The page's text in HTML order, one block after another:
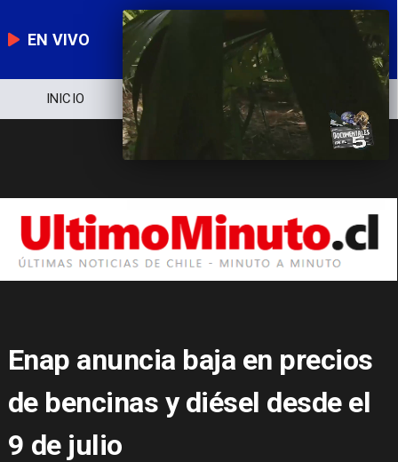
EN VIVO
NOTICIERO
Enap anuncia baja en precios
de bencinas y diésel desde el
9 de julio